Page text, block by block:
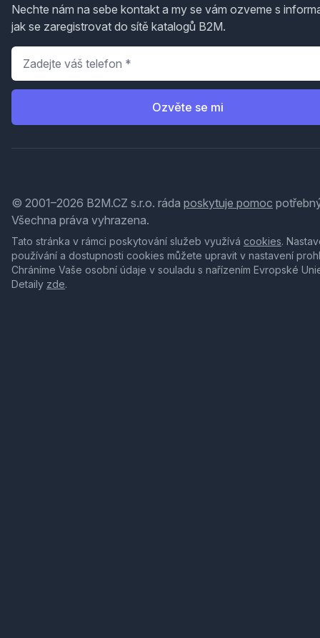
Nechte nám na sebe kontakt a my se vám ozveme s
jak se zaregistrovat do sítě katalogů B2M.
Telefon
Ozvěte se mi
© 2001–2026 B2M.CZ s.r.o. ráda poskytuje pomoc
Všechna práva vyhrazena.
Tato stránka v rámci poskytování služeb využívá cookies.
používání a dostupnosti cookies můžete upravit v nastavení
Chráníme Vaše osobní údaje v souladu s nařízením Evropské
Detaily zde.